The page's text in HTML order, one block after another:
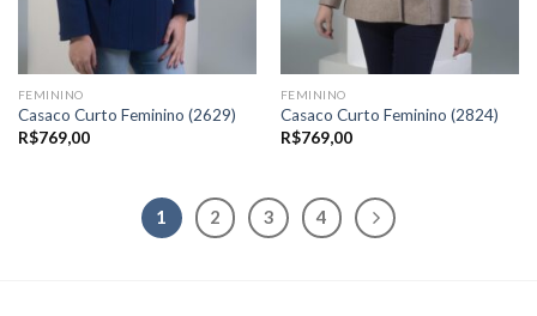
FEMININO
Casaco Curto Feminino (2629)
R$769,00
FEMININO
Casaco Curto Feminino (2824)
R$769,00
1 2 3 4